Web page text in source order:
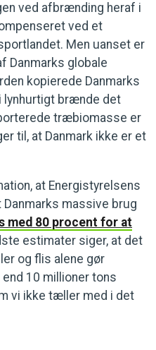
ved afbrænding heraf i
ved et
Men uanset er
Danmarks globale
kopierede Danmarks
lynhurtigt brænde det
træbiomasse er
til, at Danmark ikke er et
at Energistyrelsens
massive brug
med 80 procent for at
estimater siger, at det
og flis alene gør
10 millioner tons
vi ikke tæller med i det